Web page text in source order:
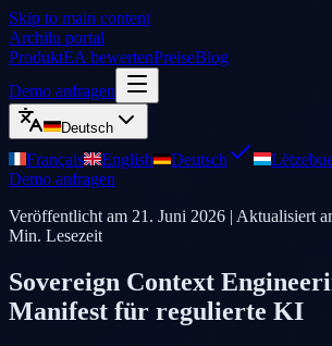
Skip to main content
Archilu portal
ProduktEA bewertenPreiseBlog
Demo anfragen
Deutsch
Français English Deutsch
Demo anfragen
Veröffentlicht am 21. Juni 2026 | Aktualisiert
Min. Lesezeit
Sovereign Context
Manifest für regulierte KI